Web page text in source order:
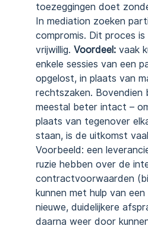
toezeggingen doet
In mediation zoeken
compromis. Dit proces
vrijwillig. Voordeel: vaak
enkele sessies van een
opgelost, in plaats van
rechtszaken. Bovendien
meestal beter intact –
plaats van tegenover
staan, is de uitkomst
Voorbeeld: een
ruzie hebben over de
contractvoorwaarden
kunnen met hulp van
nieuwe, duidelijkere
daarna weer door